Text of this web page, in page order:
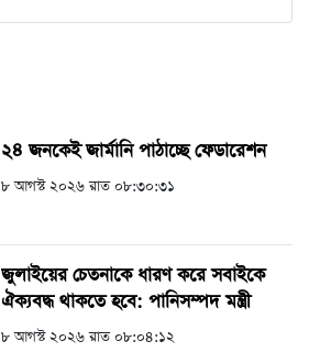
২৪ জনকেই জার্মানি পাঠাচ্ছে ফেডারেশন
৮ আগস্ট ২০২৬ রাত ০৮:৩০:৩১
জুলাইয়ের চেতনাকে ধারণ করে সবাইকে
ঐক্যবদ্ধ থাকতে হবে: পানিসম্পদ মন্ত্রী
৮ আগস্ট ২০২৬ রাত ০৮:০৪:১২